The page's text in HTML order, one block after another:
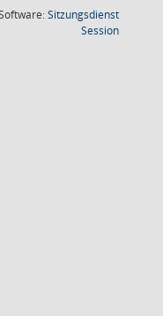
Sitzungsdienst
Session(Wird in